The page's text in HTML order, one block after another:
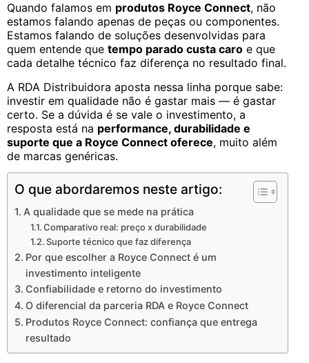
Quando falamos em produtos Royce Connect, não
estamos falando apenas de peças ou componentes.
Estamos falando de soluções desenvolvidas para
quem entende que tempo parado custa caro e que
cada detalhe técnico faz diferença no resultado final.
A RDA Distribuidora aposta nessa linha porque sabe:
investir em qualidade não é gastar mais — é gastar
certo. Se a dúvida é se vale o investimento, a
resposta está na performance, durabilidade e
suporte que a Royce Connect oferece, muito além
de marcas genéricas.
O que abordaremos neste artigo:
A qualidade que se mede na prática
Comparativo real: preço x durabilidade
Suporte técnico que faz diferença
Por que escolher a Royce Connect é um
investimento inteligente
Confiabilidade e retorno do investimento
O diferencial da parceria RDA e Royce Connect
Produtos Royce Connect: confiança que entrega
resultado